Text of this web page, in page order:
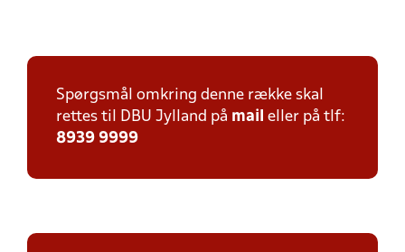
Spørgsmål omkring denne række skal
rettes til DBU Jylland på mail eller på tlf:
8939 9999